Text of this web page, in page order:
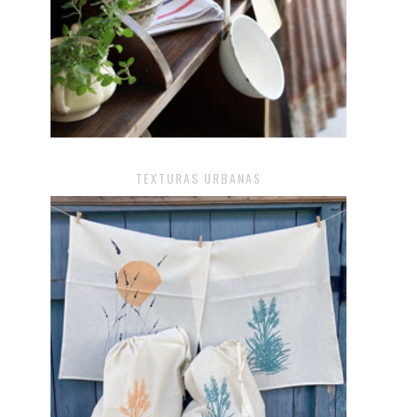
TEXTURAS URBANAS